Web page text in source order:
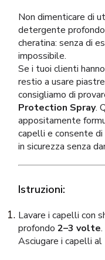
Non dimenticare di
detergente
cheratina: senza di
impossibile.
Se i tuoi clienti
restio a usare
consigliamo di
Protection Spray.
appositamente
capelli e consente
in sicurezza senza
Istruzioni:
Lavare i capelli con
profondo 2–3 volte
Asciugare i capelli al